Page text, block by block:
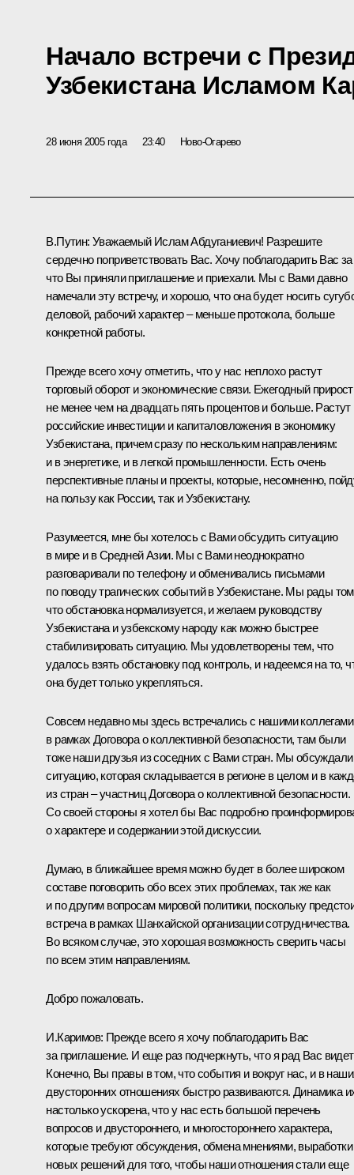
Начало встречи с
Узбекистана Исламом
28 июня 2005 года 23:40 Ново-Огарево
В.Путин: Уважаемый Ислам Абдуганиевич! Разрешите
сердечно поприветствовать Вас. Хочу поблагодарить Вас за
что Вы приняли приглашение и приехали. Мы с Вами давно
намечали эту встречу, и хорошо, что она будет носить
деловой, рабочий характер – меньше протокола, больше
конкретной работы.
Прежде всего хочу отметить, что у нас неплохо растут
торговый оборот и экономические связи. Ежегодный прирост
не менее чем на двадцать пять процентов и больше. Растут
российские инвестиции и капиталовложения в экономику
Узбекистана, причем сразу по нескольким направлениям:
и в энергетике, и в легкой промышленности. Есть очень
перспективные планы и проекты, которые, несомненно,
на пользу как России, так и Узбекистану.
Разумеется, мне бы хотелось с Вами обсудить ситуацию
в мире и в Средней Азии. Мы с Вами неоднократно
разговаривали по телефону и обменивались письмами
по поводу трагических событий в Узбекистане. Мы рады
что обстановка нормализуется, и желаем руководству
Узбекистана и узбекскому народу как можно быстрее
стабилизировать ситуацию. Мы удовлетворены тем, что
удалось взять обстановку под контроль, и надеемся на то,
она будет только укрепляться.
Совсем недавно мы здесь встречались с нашими коллегами
в рамках Договора о коллективной безопасности, там были
тоже наши друзья из соседних с Вами стран. Мы обсуждали
ситуацию, которая складывается в регионе в целом и в
из стран – участниц Договора о коллективной безопасности.
Со своей стороны я хотел бы Вас подробно
о характере и содержании этой дискуссии.
Думаю, в ближайшее время можно будет в более широком
составе поговорить обо всех этих проблемах, так же как
и по другим вопросам мировой политики, поскольку
встреча в рамках Шанхайской организации сотрудничества.
Во всяком случае, это хорошая возможность сверить часы
по всем этим направлениям.
Добро пожаловать.
И.Каримов: Прежде всего я хочу поблагодарить Вас
за приглашение. И еще раз подчеркнуть, что я рад Вас
Конечно, Вы правы в том, что события и вокруг нас, и в
двусторонних отношениях быстро развиваются. Динамика
настолько ускорена, что у нас есть большой перечень
вопросов и двустороннего, и многостороннего характера,
которые требуют обсуждения, обмена мнениями, выработки
новых решений для того, чтобы наши отношения стали еще